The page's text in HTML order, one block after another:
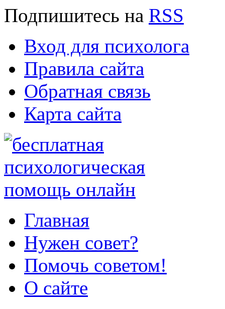
Подпишитесь на RSS
Вход для психолога
Правила сайта
Обратная связь
Карта сайта
Главная
Нужен совет?
Помочь советом!
О сайте